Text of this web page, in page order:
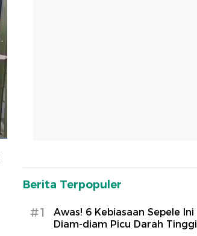
Berita Terpopuler
#1
Awas! 6 Kebiasaan Sepele Ini
Diam-diam Picu Darah Tinggi